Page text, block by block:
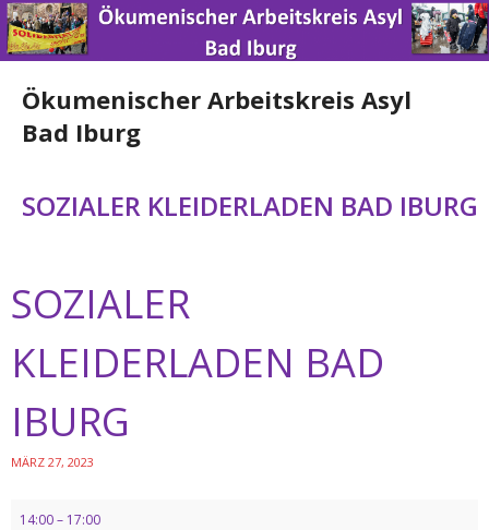
Ökumenischer Arbeitskreis Asyl
Bad Iburg
Home
Über uns
Engagement
SOZIALER KLEIDERLADEN BAD IBURG
SOZIALER
KLEIDERLADEN BAD
IBURG
MÄRZ 27, 2023
14:00– 17:00